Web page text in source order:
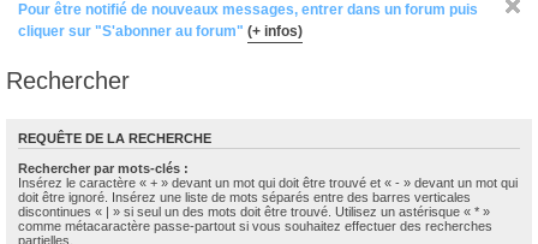
Pour être notifié de nouveaux messages, entrer dans un forum puis
cliquer sur "S'abonner au forum" (+ infos)
Rechercher
REQUÊTE DE LA RECHERCHE
Rechercher par mots-clés :
Insérez le caractère « + » devant un mot qui doit être trouvé et « - » devant un mot qui
doit être ignoré. Insérez une liste de mots séparés entre des barres verticales
discontinues « | » si seul un des mots doit être trouvé. Utilisez un astérisque « * »
comme métacaractère passe-partout si vous souhaitez effectuer des recherches
partielles.